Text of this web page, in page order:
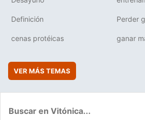
Definición Perder
cenas protéicas ganar
VER MÁS TEMAS